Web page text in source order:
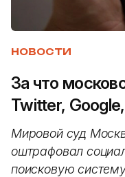
НОВОСТИ
За что
Twitter,
Мировой суд
оштрафовал
поисковую